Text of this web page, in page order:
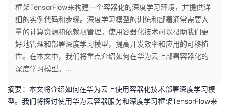
个
人
主
页
我
的
开
我
的
我
框架TensorFlow来构建一个容器化的深度学习环境，并提供详
细的实例代码和步骤。深度学习模型的训练和部署通常需要大
量的计算资源和依赖项管理。使用容器化技术可以帮助我们更
好地管理和部署深度学习模型，提高开发效率和应用的可移植
性。在本文中，我们将重点介绍如何在华为云上部署容器化的
深度学习模型。...
摘要：本文将介绍如何在华为云上使用容器化技术部署深度学习模
型。我们将探讨使用华为云容器服务和深度学习框架TensorFlow来